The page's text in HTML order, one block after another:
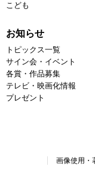
こども
お知らせ
トピックス一覧
サイン会・イベント
各賞・作品募集
テレビ・映画化情報
プレゼント
画像使用・